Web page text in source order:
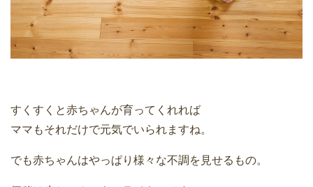
すくすくと赤ちゃんが育ってくれれば
ママもそれだけで元気でいられますね。
でも赤ちゃんはやっぱり様々な不調を見せるもの。